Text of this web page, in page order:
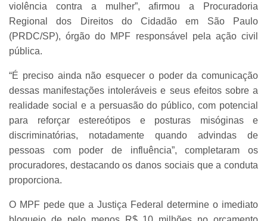
violência contra a mulher”, afirmou a Procuradoria
Regional dos Direitos do Cidadão em São Paulo
(PRDC/SP), órgão do MPF responsável pela ação civil
pública.
“É preciso ainda não esquecer o poder da comunicação
dessas manifestações intoleráveis e seus efeitos sobre a
realidade social e a persuasão do público, com potencial
para reforçar estereótipos e posturas misóginas e
discriminatórias, notadamente quando advindas de
pessoas com poder de influência”, completaram os
procuradores, destacando os danos sociais que a conduta
proporciona.
O MPF pede que a Justiça Federal determine o imediato